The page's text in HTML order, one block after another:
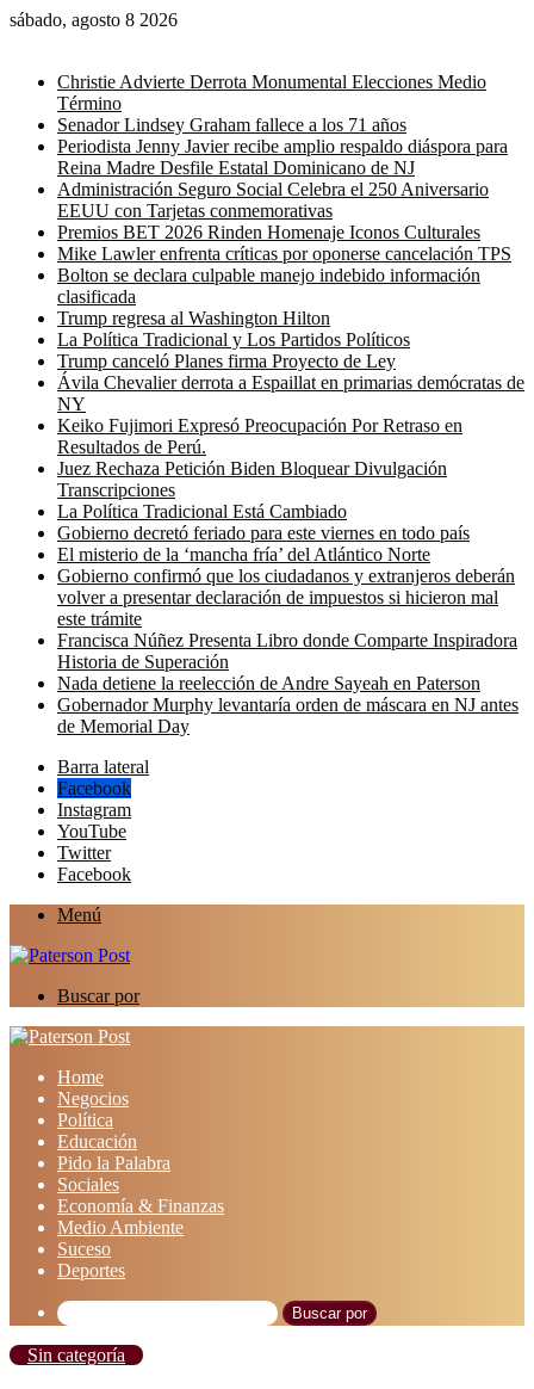
sábado, agosto 8 2026
Christie Advierte Derrota Monumental Elecciones Medio
Término
Senador Lindsey Graham fallece a los 71 años
Periodista Jenny Javier recibe amplio respaldo diáspora para
Reina Madre Desfile Estatal Dominicano de NJ
Administración Seguro Social Celebra el 250 Aniversario
EEUU con Tarjetas conmemorativas
Premios BET 2026 Rinden Homenaje Iconos Culturales
Mike Lawler enfrenta críticas por oponerse cancelación TPS
Bolton se declara culpable manejo indebido información
clasificada
Trump regresa al Washington Hilton
La Política Tradicional y Los Partidos Políticos
Trump canceló Planes firma Proyecto de Ley
Ávila Chevalier derrota a Espaillat en primarias demócratas de
NY
Keiko Fujimori Expresó Preocupación Por Retraso en
Resultados de Perú.
Juez Rechaza Petición Biden Bloquear Divulgación
Transcripciones
La Política Tradicional Está Cambiado
Gobierno decretó feriado para este viernes en todo país
El misterio de la ‘mancha fría’ del Atlántico Norte
Gobierno confirmó que los ciudadanos y extranjeros deberán
volver a presentar declaración de impuestos si hicieron mal
este trámite
Francisca Núñez Presenta Libro donde Comparte Inspiradora
Historia de Superación
Nada detiene la reelección de Andre Sayeah en Paterson
Gobernador Murphy levantaría orden de máscara en NJ antes
de Memorial Day
Barra lateral
Facebook
Instagram
YouTube
Twitter
Facebook
Menú
Buscar por
Home
Negocios
Política
Educación
Pido la Palabra
Sociales
Economía & Finanzas
Medio Ambiente
Suceso
Deportes
Buscar por
Sin categoría